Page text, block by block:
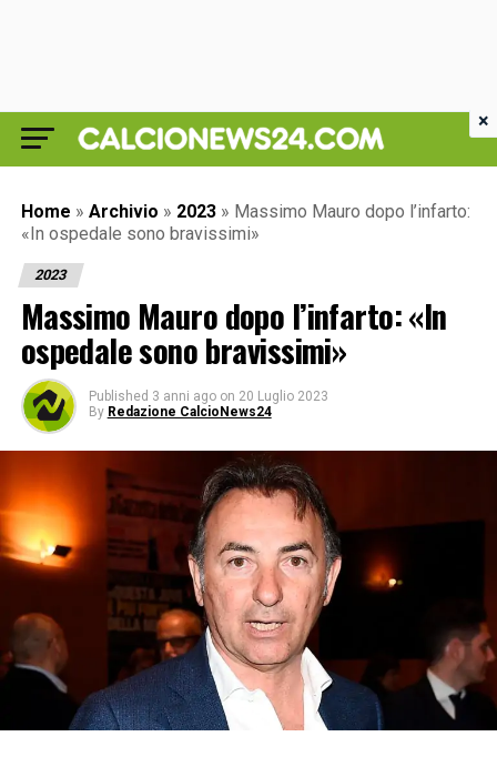
Home » Archivio » 2023 » Massimo Mauro dopo l’infarto:
«In ospedale sono bravissimi»
2023
Massimo Mauro dopo l’infarto: «In
ospedale sono bravissimi»
Published 3 anni ago on 20 Luglio 2023
By Redazione CalcioNews24
×